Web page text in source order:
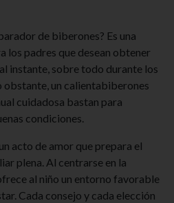
de biberones? Es una
los padres que desean obtener
instante, sobre todo durante los
un calientabiberones
cuidadosa bastan para
condiciones.
acto de amor que prepara el
plena. Al centrarse en la
al niño un entorno favorable
Cada consejo y cada elección